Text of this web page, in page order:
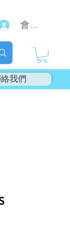
會員登入
我們